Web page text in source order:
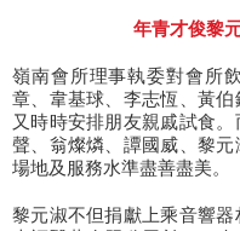
年青才俊黎
嶺南會所理事執委對會所
章、韋基球、李志恆、黃伯
又時時安排朋友親戚試食
聲、翁燦燐、譚國威、黎
場地及服務水準盡善盡美。
黎元淑不但捐獻上乘音響